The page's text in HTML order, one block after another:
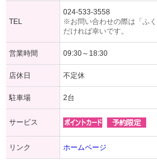
TEL
024-533-3558
※お問い合わせの際は「ふ
だければ幸いです。
営業時間 09:30～18:30
店休日 不定休
駐車場 2台
サービス
リンク ホームページ